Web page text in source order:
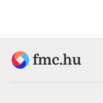
fmc.hu